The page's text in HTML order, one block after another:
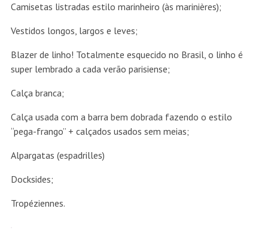
Camisetas listradas estilo marinheiro (às marinières);
Vestidos longos, largos e leves;
Blazer de linho! Totalmente esquecido no Brasil, o linho é
super lembrado a cada verão parisiense;
Calça branca;
Calça usada com a barra bem dobrada fazendo o estilo
“pega-frango” + calçados usados sem meias;
Alpargatas (espadrilles)
Docksides;
Tropéziennes.